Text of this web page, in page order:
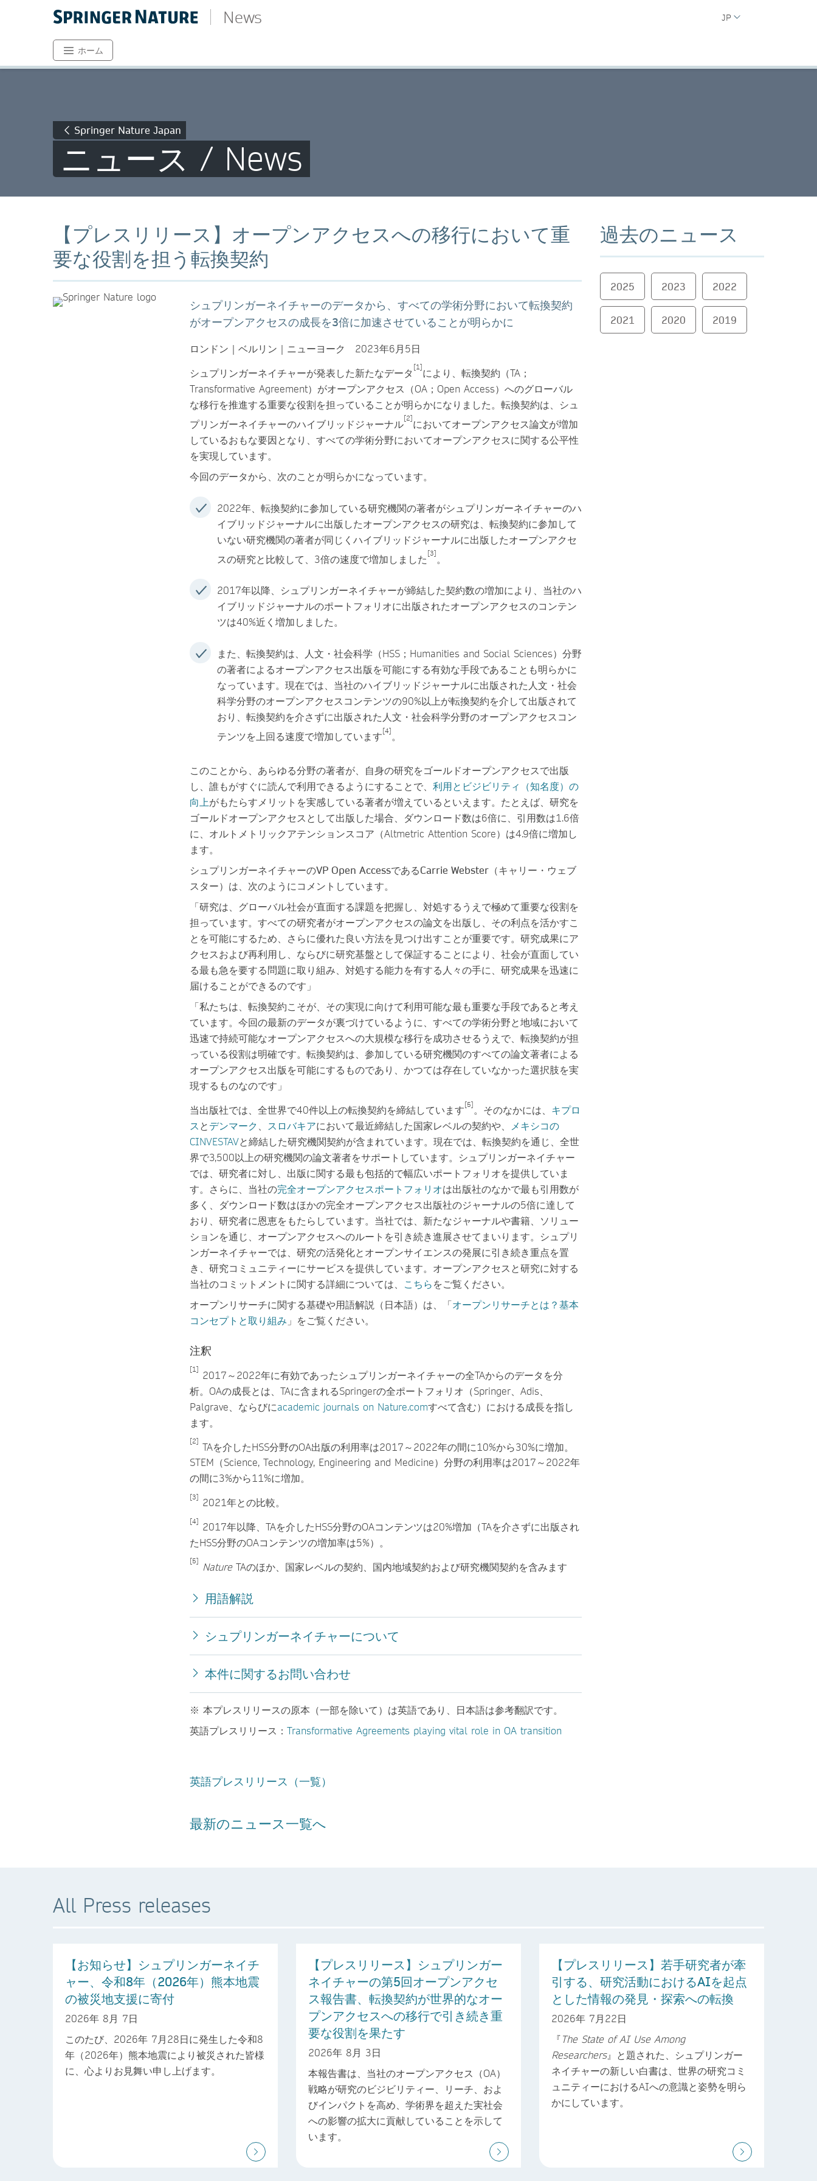
News JP
ホーム
Springer Nature Japan
ニュース / News
【プレスリリース】オープンアクセスへの移行において重
要な役割を担う転換契約
シュプリンガーネイチャーのデータから、すべての学術分野において転換契約
がオープンアクセスの成長を3倍に加速させていることが明らかに
ロンドン｜ベルリン｜ニューヨーク 2023年6月5日
シュプリンガーネイチャーが発表した新たなデータ [1] により、転換契約（TA；
Transformative Agreement）がオープンアクセス（OA；Open Access）へのグローバル
な移行を推進する重要な役割を担っていることが明らかになりました。転換契約は、シュ
プリンガーネイチャーのハイブリッドジャーナル[2]においてオープンアクセス論文が増加
しているおもな要因となり、すべての学術分野においてオープンアクセスに関する公平性
を実現しています。
今回のデータから、次のことが明らかになっています。
2022年、転換契約に参加している研究機関の著者がシュプリンガーネイチャーのハ
イブリッドジャーナルに出版したオープンアクセスの研究は、転換契約に参加して
いない研究機関の著者が同じくハイブリッドジャーナルに出版したオープンアクセ
スの研究と比較して、3倍の速度で増加しました [3] 。
2017年以降、シュプリンガーネイチャーが締結した契約数の増加により、当社のハ
イブリッドジャーナルのポートフォリオに出版されたオープンアクセスのコンテン
ツは40%近く増加しました。
また、転換契約は、人文・社会科学（HSS；Humanities and Social Sciences）分野
の著者によるオープンアクセス出版を可能にする有効な手段であることも明らかに
なっています。現在では、当社のハイブリッドジャーナルに出版された人文・社会
科学分野のオープンアクセスコンテンツの90%以上が転換契約を介して出版されて
おり、転換契約を介さずに出版された人文・社会科学分野のオープンアクセスコン
テンツを上回る速度で増加しています[4] 。
このことから、あらゆる分野の著者が、自身の研究をゴールドオープンアクセスで出版
し、誰もがすぐに読んで利用できるようにすることで、 利用とビジビリティ（知名度）の
向上がもたらすメリットを実感している著者が増えているといえます。たとえば、研究を
ゴールドオープンアクセスとして出版した場合、ダウンロード数は6倍に、引用数は1.6倍
に、オルトメトリックアテンションスコア（Altmetric Attention Score）は4.9倍に増加し
ます。
シュプリンガーネイチャーのVP Open AccessであるCarrie Webster（キャリー・ウェブ
スター）は、次のようにコメントしています。
「研究は、グローバル社会が直面する課題を把握し、対処するうえで極めて重要な役割を
担っています。すべての研究者がオープンアクセスの論文を出版し、その利点を活かすこ
とを可能にするため、さらに優れた良い方法を見つけ出すことが重要です。研究成果にア
クセスおよび再利用し、ならびに研究基盤として保証することにより、社会が直面してい
る最も急を要する問題に取り組み、対処する能力を有する人々の手に、研究成果を迅速に
届けることができるのです」
「私たちは、転換契約こそが、その実現に向けて利用可能な最も重要な手段であると考え
ています。今回の最新のデータが裏づけているように、すべての学術分野と地域において
迅速で持続可能なオープンアクセスへの大規模な移行を成功させるうえで、転換契約が担
っている役割は明確です。転換契約は、参加している研究機関のすべての論文著者による
オープンアクセス出版を可能にするものであり、かつては存在していなかった選択肢を実
現するものなのです」
当出版社では、全世界で40件以上の転換契約を締結しています[5] 。そのなかには、 キプロ
スとデンマーク スロバキアにおいて最近締結した国家レベルの契約や、
メキシコの
CINVESTAVと締結した研究機関契約が含まれています。現在では、転換契約を通じ、全世
界で3,500以上の研究機関の論文著者をサポートしています。シュプリンガーネイチャー
では、研究者に対し、出版に関する最も包括的で幅広いポートフォリオを提供していま
す。さらに、当社の完全オープンアクセスポートフォリオは出版社のなかで最も引用数が
多く、ダウンロード数はほかの完全オープンアクセス出版社のジャーナルの5倍に達して
おり、研究者に恩恵をもたらしています。当社では、新たなジャーナルや書籍、ソリュー
ションを通じ、オープンアクセスへのルートを引き続き進展させてまいります。シュプリ
ンガーネイチャーでは、研究の活発化とオープンサイエンスの発展に引き続き重点を置
き、研究コミュニティーにサービスを提供しています。オープンアクセスと研究に対する
当社のコミットメントに関する詳細については、 こちらをご覧ください。
オープンリサーチに関する基礎や用語解説（日本語）は、「オープンリサーチとは？基本
コンセプトと取り組み 」をご覧ください。
注釈
[1] 2017～2022年に有効であったシュプリンガーネイチャーの全TAからのデータを分
析。OAの成長とは、TAに含まれるSpringerの全ポートフォリオ（Springer、Adis、
Palgrave、ならびにacademic journals on Nature.comすべて含む）における成長を指し
ます。
[2] TAを介したHSS分野のOA出版の利用率は2017～2022年の間に10%から30%に増加。
STEM（Science, Technology, Engineering and Medicine）分野の利用率は2017～2022年
の間に3%から11%に増加。
[3] 2021年との比較。
[4] 2017年以降、TAを介したHSS分野のOAコンテンツは20%増加（TAを介さずに出版され
たHSS分野のOAコンテンツの増加率は5%）。
[5] NatureTAのほか、国家レベルの契約、国内地域契約および研究機関契約を含みます
用語解説
シュプリンガーネイチャーについて
本件に関するお問い合わせ
※ 本プレスリリースの原本（一部を除いて）は英語であり、日本語は参考翻訳です。
英語プレスリリース： Transformative Agreements playing vital role in OA transition
英語プレスリリース（一覧）
最新のニュース一覧へ
過去のニュース
2025 2023 2022
2021 2020 2019
All Press releases
【お知らせ】シュプリンガーネイチ
ャー、令和8年（2026年）熊本地震
の被災地支援に寄付
2026年 8月 7日
このたび、2026年 7月28日に発生した令和8
年（2026年）熊本地震により被災された皆様
に、心よりお見舞い申し上げます。
【プレスリリース】シュプリンガー
ネイチャーの第5回オープンアクセ
ス報告書、転換契約が世界的なオー
プンアクセスへの移行で引き続き重
要な役割を果たす
2026年 8月 3日
本報告書は、当社のオープンアクセス（OA）
戦略が研究のビジビリティー、リーチ、およ
びインパクトを高め、学術界を超えた実社会
への影響の拡大に貢献していることを示して
います。
【プレスリリース】若手研究者が牽
引する、研究活動におけるAIを起点
とした情報の発見・探索への転換
2026年 7月22日
『The State of AI Use Among
Researchers』と題された、シュプリンガー
ネイチャーの新しい白書は、世界の研究コミ
ュニティーにおけるAIへの意識と姿勢を明ら
かにしています。